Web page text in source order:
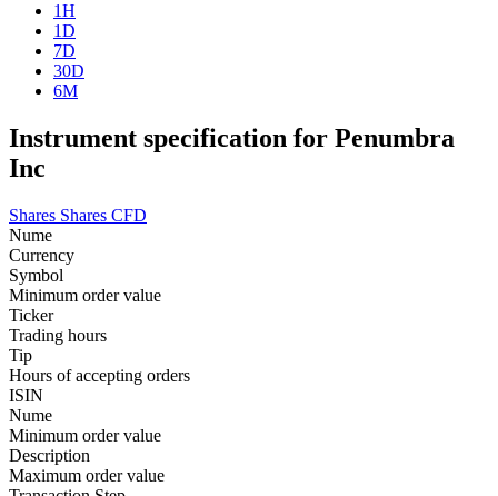
1H
1D
7D
30D
6M
Instrument specification for Penumbra
Inc
Shares Shares CFD
Nume
Currency
Symbol
Minimum order value
Ticker
Trading hours
Tip
Hours of accepting orders
ISIN
Nume
Minimum order value
Description
Maximum order value